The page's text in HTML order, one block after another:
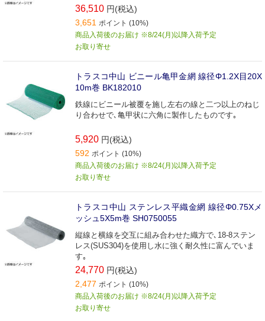
36,510 円(税込)
3,651 ポイント (10%)
商品入荷後のお届け ※8/24(月)以降入荷予定
お取り寄せ
トラスコ中山 ビニール亀甲金網 線径Φ1.2X目20X
10m巻 BK182010
鉄線にビニール被覆を施し左右の線と二つ以上のねじ
り合わせで､亀甲状に六角に製作したものです｡
5,920 円(税込)
592 ポイント (10%)
商品入荷後のお届け ※8/24(月)以降入荷予定
お取り寄せ
トラスコ中山 ステンレス平織金網 線径Φ0.75Xメ
ッシュ5X5m巻 SH0750055
縦線と横線を交互に組み合わせた織方で､18-8ステン
レス(SUS304)を使用し水に強く耐久性に富んでいま
す｡
24,770 円(税込)
2,477 ポイント (10%)
商品入荷後のお届け ※8/24(月)以降入荷予定
お取り寄せ